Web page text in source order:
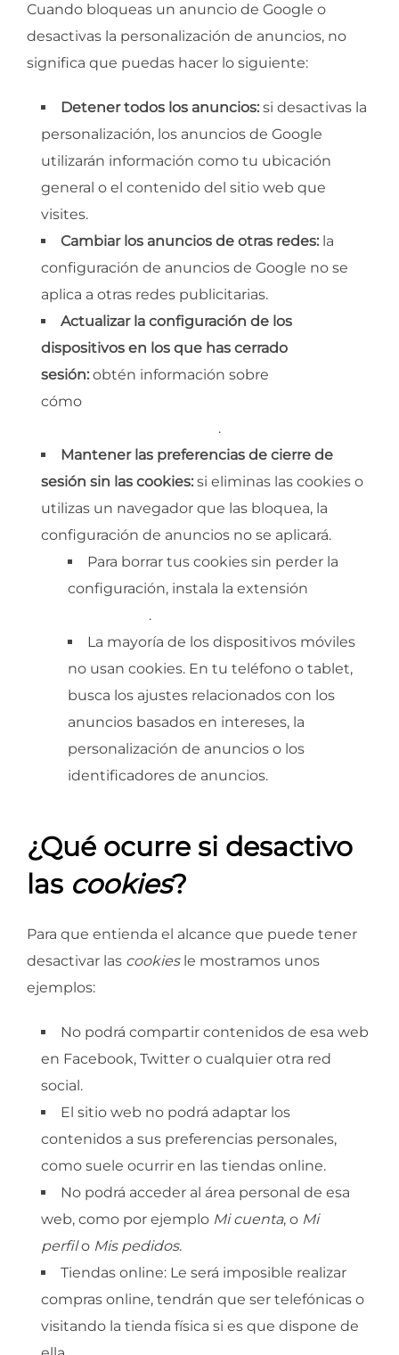
Cuando bloqueas un anuncio de Google o
desactivas la personalización de anuncios, no
significa que puedas hacer lo siguiente:
Detener todos los anuncios: si desactivas la
personalización, los anuncios de Google
utilizarán información como tu ubicación
general o el contenido del sitio web que
visites.
Cambiar los anuncios de otras redes: la
configuración de anuncios de Google no se
aplica a otras redes publicitarias.
Actualizar la configuración de los
dispositivos en los que has cerrado
sesión: obtén información sobre
cómo
.
Mantener las preferencias de cierre de
sesión sin las cookies: si eliminas las cookies o
utilizas un navegador que las bloquea, la
configuración de anuncios no se aplicará.
Para borrar tus cookies sin perder la
configuración, instala la extensión
.
La mayoría de los dispositivos móviles
no usan cookies. En tu teléfono o tablet,
busca los ajustes relacionados con los
anuncios basados en intereses, la
personalización de anuncios o los
identificadores de anuncios.
¿Qué ocurre si desactivo
las cookies?
Para que entienda el alcance que puede tener
desactivar las cookiesle mostramos unos
ejemplos:
No podrá compartir contenidos de esa web
en Facebook, Twitter o cualquier otra red
social.
El sitio web no podrá adaptar los
contenidos a sus preferencias personales,
como suele ocurrir en las tiendas online.
No podrá acceder al área personal de esa
web, como por ejemplo Mi cuenta, o Mi
perfilo Mis pedidos.
Tiendas online: Le será imposible realizar
compras online, tendrán que ser telefónicas o
visitando la tienda física si es que dispone de